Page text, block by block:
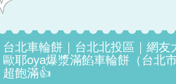
台北車輪餅｜台北北投區｜網友
歐耶oya爆漿滿餡車輪餅（台北
超飽滿👍